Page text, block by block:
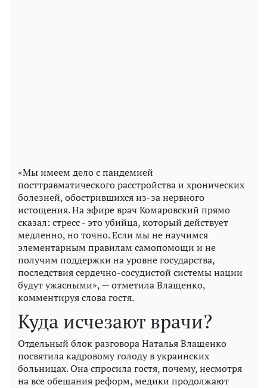
«Мы имеем дело с пандемией
посттравматического расстройства и хронических
болезней, обострившихся из-за нервного
истощения. На эфире врач Комаровский прямо
сказал: стресс - это убийца, который действует
медленно, но точно. Если мы не научимся
элементарным правилам самопомощи и не
получим поддержки на уровне государства,
последствия сердечно-сосудистой системы нации
будут ужасными», — отметила Влащенко,
комментируя слова гостя.
Куда исчезают врачи?
Отдельный блок разговора Наталья Влащенко
посвятила кадровому голоду в украинских
больницах. Она спросила гостя, почему, несмотря
на все обещания реформ, медики продолжают